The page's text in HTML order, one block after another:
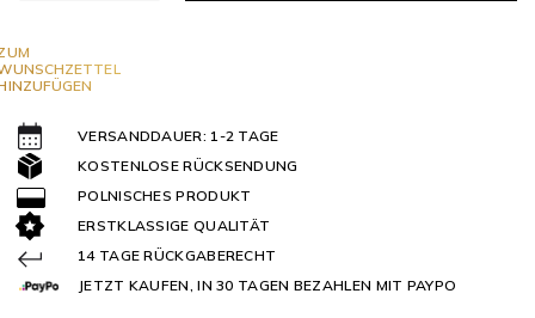
VERSANDDAUER: 1-2 TAGE
KOSTENLOSE RÜCKSENDUNG
POLNISCHES PRODUKT
ERSTKLASSIGE QUALITÄT
14 TAGE RÜCKGABERECHT
JETZT KAUFEN, IN 30 TAGEN BEZAHLEN MIT PAYPO